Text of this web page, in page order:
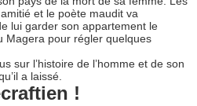
et le poète maudit va
lui garder son appartement le
Magera pour régler quelques
sur l’histoire de l’homme et de son
a laissé.
!